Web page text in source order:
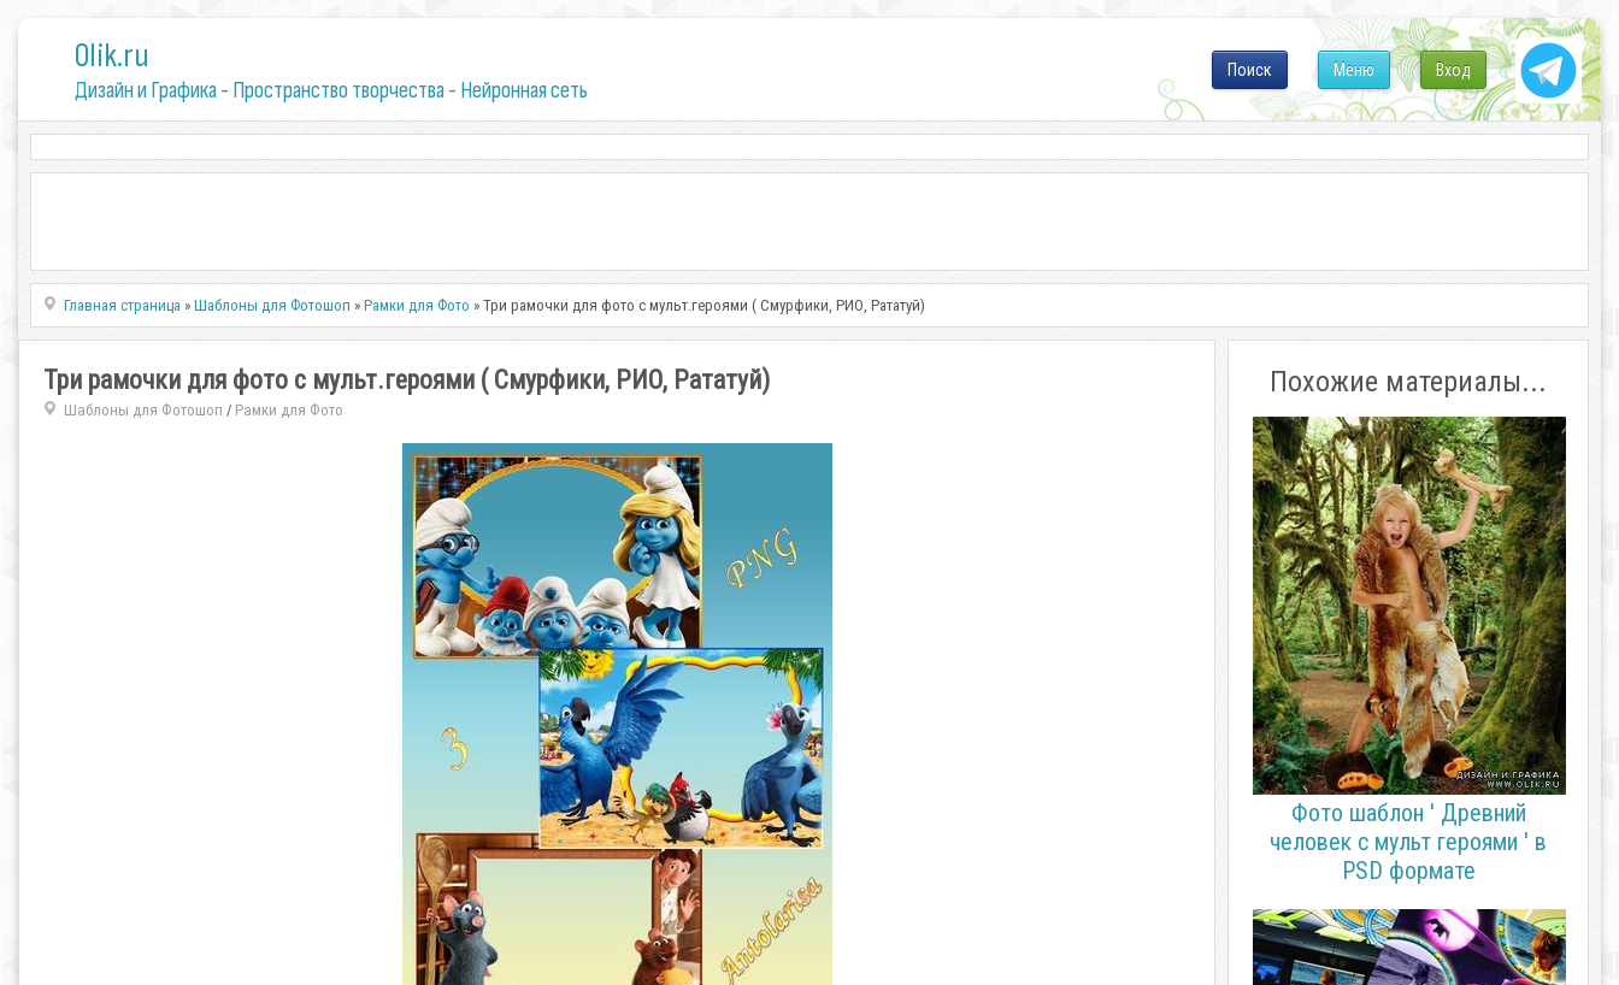
0lik.ru
Дизайн и Графика - Пространство творчества - Нейронная сеть
Вход
Меню
Поиск
Главная страница »Шаблоны для Фотошоп »Рамки для Фото » Три рамочки для фото с мульт.героями ( Смурфики, РИО, Рататуй)
Три рамочки для фото с мульт.героями ( Смурфики, РИО, Рататуй)
Шаблоны для Фотошоп / Рамки для Фото
Похожие материалы...
Фото шаблон ' Древний
человек с мульт героями ' в
PSD формате